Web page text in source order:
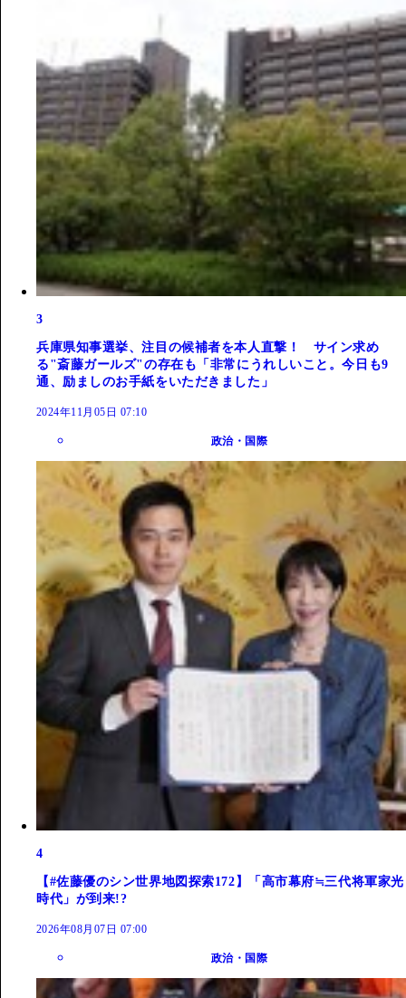
3
兵庫県知事選挙、注目の候補者を本人直撃！ サイン求め
る"斎藤ガールズ"の存在も「非常にうれしいこと。今日も9
通、励ましのお手紙をいただきました」
2024年11月05日 07:10
政治・国際
4
【#佐藤優のシン世界地図探索172】「高市幕府≒三代将軍家光
時代」が到来!?
2026年08月07日 07:00
政治・国際